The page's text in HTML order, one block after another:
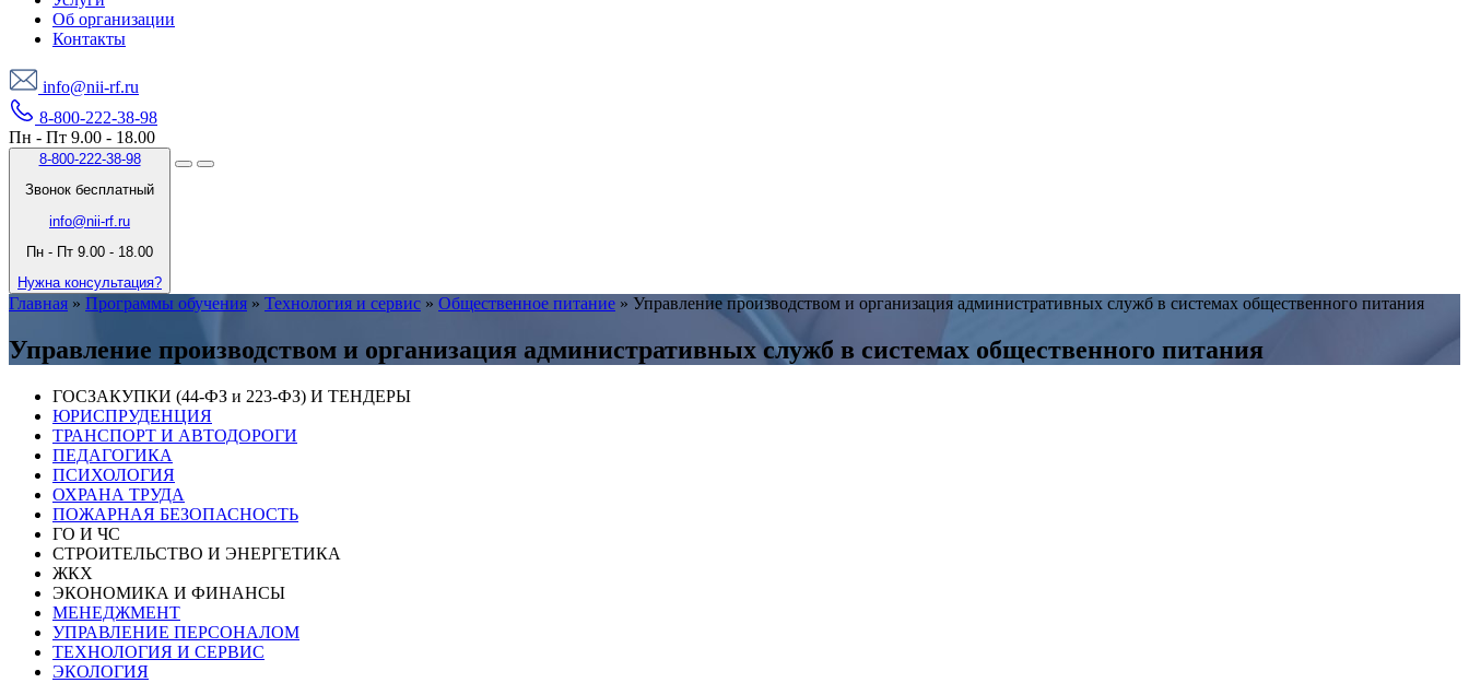
Об организации
Контакты
info@nii-rf.ru
8-800-222-38-98
Пн - Пт 9.00 - 18.00
8-800-222-38-98
Звонок бесплатный
info@nii-rf.ru
Пн - Пт 9.00 - 18.00
Нужна консультация?
Главная » Программы обучения » Технология и сервис » Общественное питание » Управление производством и организация административных служб в системах общественного питания
Управление производством и организация административных служб в системах общественного питания
ГОСЗАКУПКИ (44-ФЗ и 223-ФЗ) И ТЕНДЕРЫ
ЮРИСПРУДЕНЦИЯ
ТРАНСПОРТ И АВТОДОРОГИ
ПЕДАГОГИКА
ПСИХОЛОГИЯ
ОХРАНА ТРУДА
ПОЖАРНАЯ БЕЗОПАСНОСТЬ
ГО И ЧС
СТРОИТЕЛЬСТВО И ЭНЕРГЕТИКА
ЖКХ
ЭКОНОМИКА И ФИНАНСЫ
МЕНЕДЖМЕНТ
УПРАВЛЕНИЕ ПЕРСОНАЛОМ
ТЕХНОЛОГИЯ И СЕРВИС
ЭКОЛОГИЯ